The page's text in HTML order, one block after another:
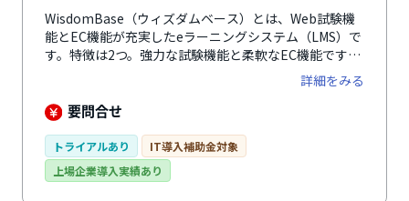
WisdomBase（ウィズダムベース）とは、Web試験機
能とEC機能が充実したeラーニングシステム（LMS）で
す。特徴は2つ。強力な試験機能と柔軟なEC機能です。
インカメラ監視やAI判定など、不正対策を講じた本格的
なオンライン試験を開催できます。作成した検定や動画
などの学習コンテンツを販売できるEC機能も完備。
環境を構築できます。
詳細をみる
要問合せ
トライアルあり
IT導入補助金対象
上場企業導入実績あり